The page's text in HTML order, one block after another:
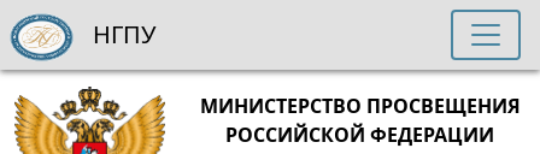
МИНИСТЕРСТВО ПРОСВЕЩЕНИЯ
РОССИЙСКОЙ ФЕДЕРАЦИИ
НГПУ